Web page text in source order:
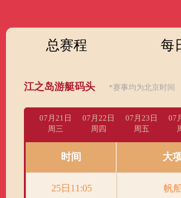
总赛程 每
江之岛游艇码头 *赛事均为北京时间
07月21日
周三
07月22日
周四
07月23日
周五
07
时间 大
25日11:05 帆